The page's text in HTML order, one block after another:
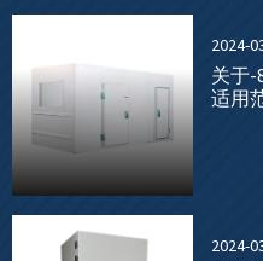
2024-
关于
适用
2024-